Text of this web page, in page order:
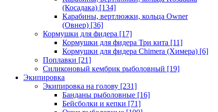
(Косадака) [134]
Карабины, вертлюжки, кольца Owner
(Овнер) [36]
Кормушки для фидера [17]
Кормушки для фидера Три кита [11]
Кормушки для фидера Chimera (Химера) [6]
Поплавки [21]
Силиконовый кембрик рыболовный [19]
Экипировка
Экипировка на голову [231]
Банданы рыболовные [16]
Бейсболки и кепки [71]